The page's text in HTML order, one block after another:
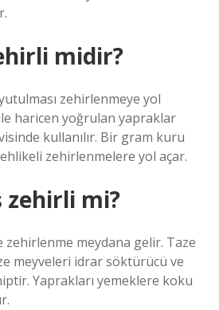
midir?
zehirlenmeye yol
haricen yoğrulan yapraklar
kullanılır. Bir gram kuru
zehirlenmelere yol açar.
zehirli mi?
meydana gelir. Taze
meyveleri idrar söktürücü ve
Yaprakları yemeklere koku